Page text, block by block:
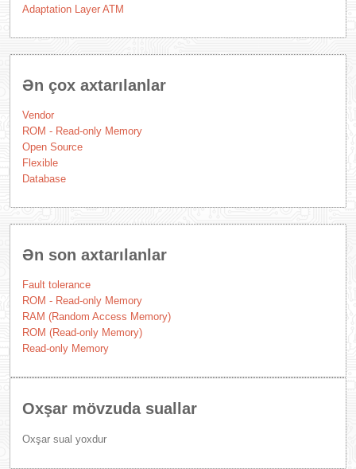
Adaptation Layer ATM
Ən çox axtarılanlar
Vendor
ROM - Read-only Memory
Open Source
Flexible
Database
Ən son axtarılanlar
Fault tolerance
ROM - Read-only Memory
RAM (Random Access Memory)
ROM (Read-only Memory)
Read-only Memory
Oxşar mövzuda suallar
Oxşar sual yoxdur